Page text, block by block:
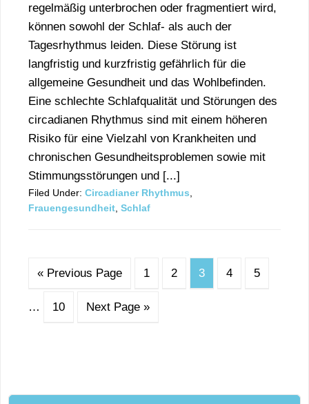
regelmäßig unterbrochen oder fragmentiert wird,
können sowohl der Schlaf- als auch der
Tagesrhythmus leiden. Diese Störung ist
langfristig und kurzfristig gefährlich für die
allgemeine Gesundheit und das Wohlbefinden.
Eine schlechte Schlafqualität und Störungen des
circadianen Rhythmus sind mit einem höheren
Risiko für eine Vielzahl von Krankheiten und
chronischen Gesundheitsproblemen sowie mit
Stimmungsstörungen und [...]
Filed Under: Circadianer Rhythmus
Frauengesundheit Schlaf
« Previous Page 1 2 3 4 5
… 10 Next Page »